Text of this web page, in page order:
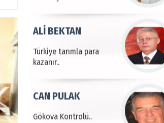
Türkiye tarımla para
kazanır..
ALİ BEKTAN
Gökova Kontrolü..
CAN PULAK